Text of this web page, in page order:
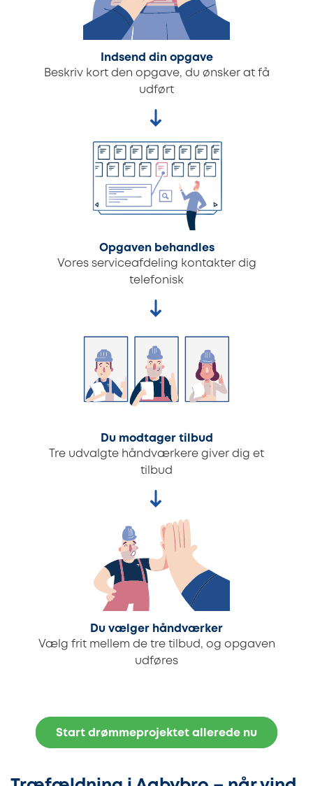
Indsend din opgave
Beskriv kort den opgave, du ønsker at få
udført
Opgaven behandles
Vores serviceafdeling kontakter dig
telefonisk
Du modtager tilbud
Tre udvalgte håndværkere giver dig et
tilbud
Du vælger håndværker
Vælg frit mellem de tre tilbud, og opgaven
udføres
Start drømmeprojektet allerede nu